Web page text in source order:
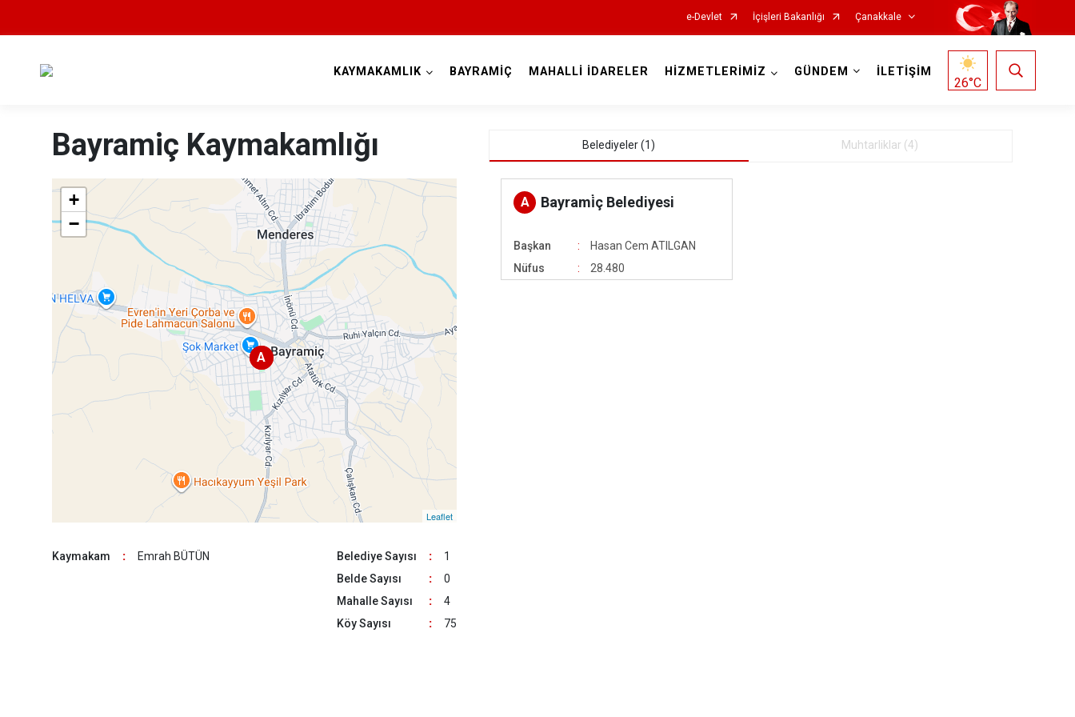
e-Devlet İçişleri Bakanlığı Çanakkale
KAYMAKAMLIK BAYRAMİÇ MAHALLİ İDARELER HİZMETLERİMİZ GÜNDEM İLETİŞİM
26°C
Bayramiç Kaymakamlığı
A
A
+
−
Leaflet
Kaymakam : Emrah BÜTÜN Belediye Sayısı :
1
Belde Sayısı
:
0
Mahalle Sayısı
:
4
Köy Sayısı
: 75
Belediyeler (1) Muhtarliklar (4)
A Bayrami̇ç Belediyesi
Başkan
Hasan Cem ATILGAN
Nüfus
28.480